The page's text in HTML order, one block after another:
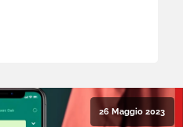
26 Maggio 2023